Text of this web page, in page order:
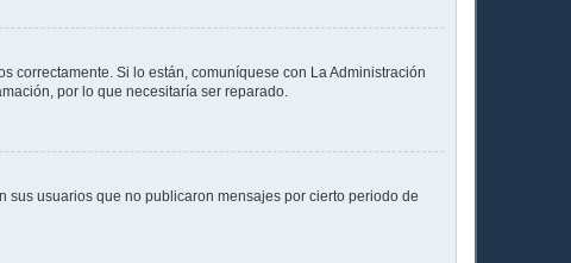
correctamente. Si lo están, comuníquese con La Administración
por lo que necesitaría ser reparado.
usuarios que no publicaron mensajes por cierto periodo de